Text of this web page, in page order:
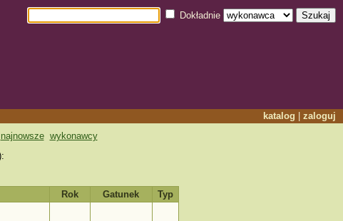
Dokładnie
katalog
zaloguj
najnowsze wykonawcy
Rok Gatunek Typ